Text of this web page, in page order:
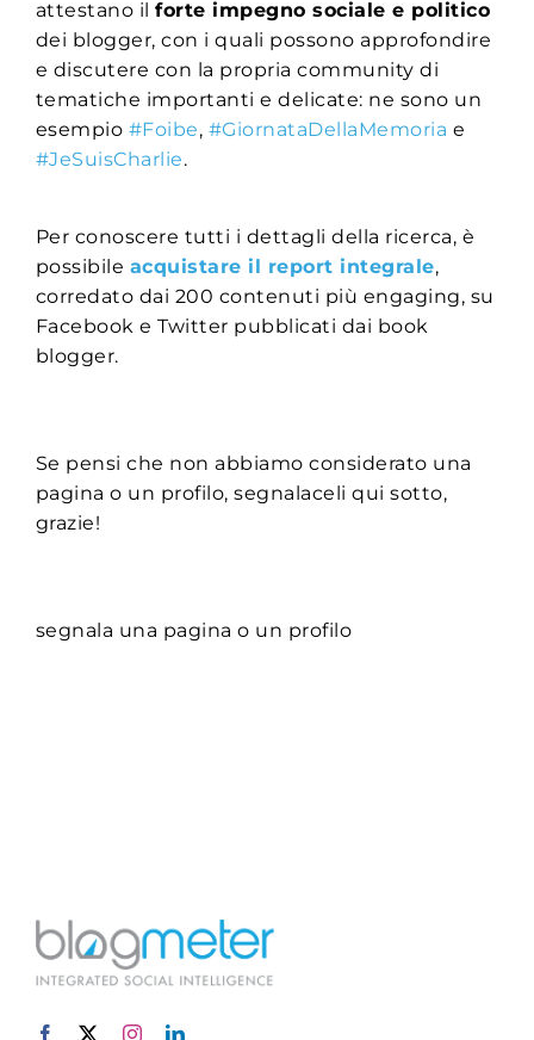
attestano ilforte impegno sociale e politico
dei blogger, con i quali possono approfondire
e discutere con la propria community di
tematiche importanti e delicate: ne sono un
esempio #Foibe, #GiornataDellaMemoria e
#JeSuisCharlie.
Per conoscere tutti i dettagli della ricerca, è
possibile acquistare il report integrale,
corredato dai 200 contenuti più engaging, su
Facebook e Twitter pubblicati dai book
blogger.
Se pensi che non abbiamo considerato una
pagina o un profilo, segnalaceli qui sotto,
grazie!
segnala una pagina o un profilo